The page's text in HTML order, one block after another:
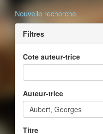
Nouvelle recherche
Filtres
Cote auteur-trice
Auteur-trice
Titre